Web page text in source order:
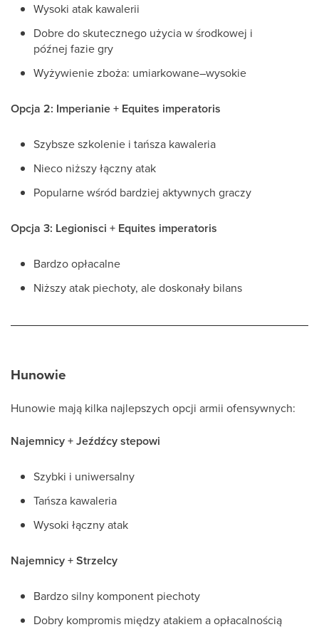
Wysoki atak kawalerii
Dobre do skutecznego użycia w środkowej i
późnej fazie gry
Wyżywienie zboża: umiarkowane–wysokie
Opcja 2: Imperianie + Equites imperatoris
Szybsze szkolenie i tańsza kawaleria
Nieco niższy łączny atak
Popularne wśród bardziej aktywnych graczy
Opcja 3: Legionisci + Equites imperatoris
Bardzo opłacalne
Niższy atak piechoty, ale doskonały bilans
Hunowie
Hunowie mają kilka najlepszych opcji armii ofensywnych:
Najemnicy + Jeźdźcy stepowi
Szybki i uniwersalny
Tańsza kawaleria
Wysoki łączny atak
Najemnicy + Strzelcy
Bardzo silny komponent piechoty
Dobry kompromis między atakiem a opłacalnością